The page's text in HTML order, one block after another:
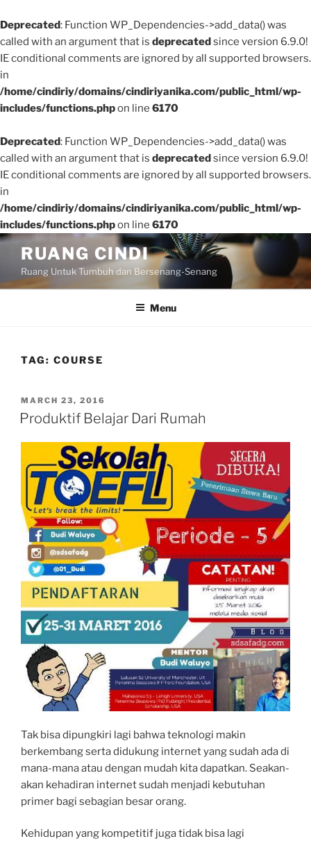
Deprecated: Function WP_Dependencies->add_data() was
called with an argument that is deprecatedsince version 6.9.0!
IE conditional comments are ignored by all supported browsers.
in
/home/cindiriy/domains/cindiriyanika.com/public_html/wp-
includes/functions.phpon line 6170
Deprecated: Function WP_Dependencies->add_data() was
called with an argument that is deprecatedsince version 6.9.0!
IE conditional comments are ignored by all supported browsers.
in
/home/cindiriy/domains/cindiriyanika.com/public_html/wp-
includes/functions.phpon line 6170
Skip
content
RUANG CINDI
Ruang Untuk Tumbuh dan Bersenang-Senang
Menu
TAG: COURSE
POSTED
ON
MARCH 23, 2016
Produktif Belajar Dari Rumah
Tak bisa dipungkiri lagi bahwa teknologi makin
berkembang serta didukung internet yang sudah ada di
mana-mana atau dengan mudah kita dapatkan. Seakan-
akan kehadiran internet sudah menjadi kebutuhan
primer bagi sebagian besar orang.
Kehidupan yang kompetitif juga tidak bisa lagi